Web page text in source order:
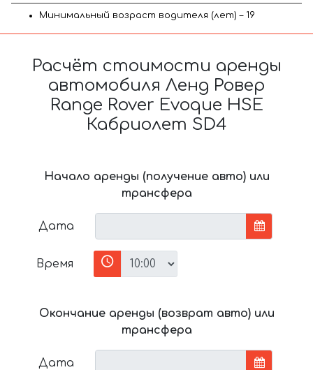
Минимальный возраст водителя (лет) – 19
Расчёт стоимости аренды
автомобиля Ленд Ровер
Range Rover Evoque HSE
Кабриолет SD4
Начало аренды (получение авто) или
трансфера
Дата
Время
Окончание аренды (возврат авто) или
трансфера
Дата